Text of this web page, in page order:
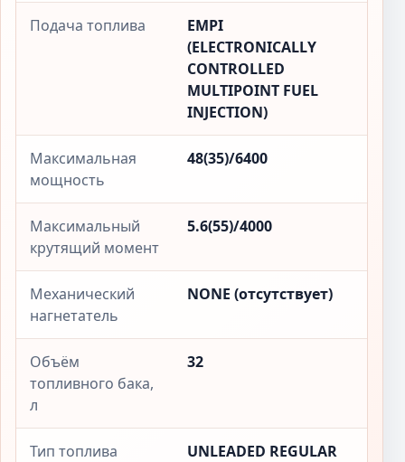
Подача топлива
EMPI
(ELECTRONICALLY
CONTROLLED
MULTIPOINT FUEL
INJECTION)
Максимальная
мощность
48(35)/6400
Максимальный
крутящий момент
5.6(55)/4000
Механический
нагнетатель
NONE (отсутствует)
Объём
топливного бака,
л
32
Тип топлива
UNLEADED REGULAR